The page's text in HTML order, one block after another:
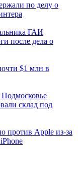
по делу о
ГАИ
после дела о
$1 млн в
склад под
против Apple из-за